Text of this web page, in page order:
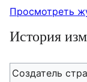
Просмотреть
История
Создатель